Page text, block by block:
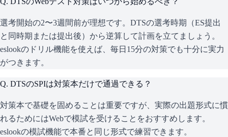
選考開始の2〜3週間前が理想です。DTSの選考時期（ES提出
と同時期または提出後）から逆算して計画を立てましょう。
eslookのドリル機能を使えば、毎日15分の対策でも十分に実力
がつきます。
Q. DTSのSPIは対策本だけで通過できる？
対策本で基礎を固めることは重要ですが、実際の出題形式に慣
れるためにはWebで模試を受けることをおすすめします。
eslookの模試機能で本番と同じ形式で練習できます。